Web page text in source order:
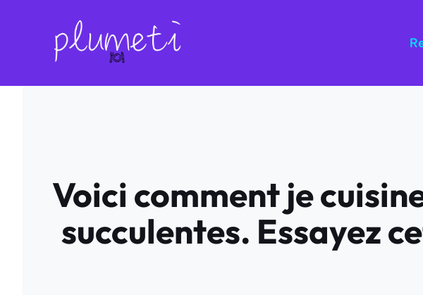
Voici comment je
succulentes. Essayez